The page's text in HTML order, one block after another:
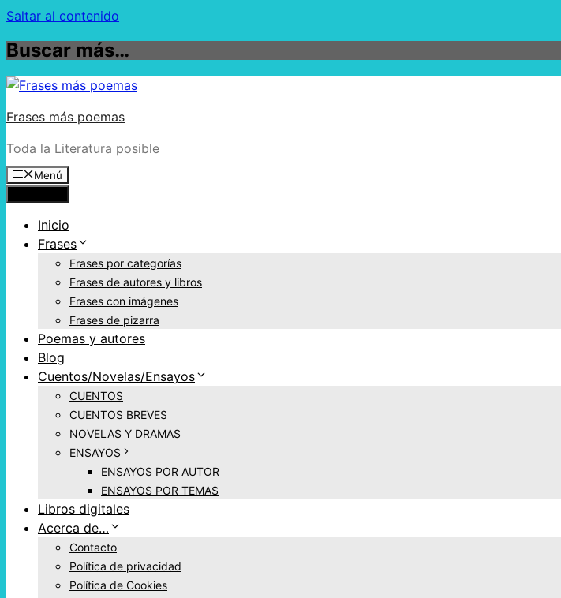
Saltar al contenido
Buscar más…
Frases más poemas
Toda la Literatura posible
Menú
Inicio
Frases
Frases por categorías
Frases de autores y libros
Frases con imágenes
Frases de pizarra
Poemas y autores
Blog
Cuentos/Novelas/Ensayos
CUENTOS
CUENTOS BREVES
NOVELAS Y DRAMAS
ENSAYOS
ENSAYOS POR AUTOR
ENSAYOS POR TEMAS
Libros digitales
Acerca de…
Contacto
Política de privacidad
Política de Cookies